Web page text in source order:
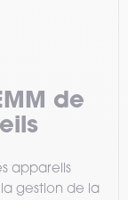
de
appareils
gestion de la